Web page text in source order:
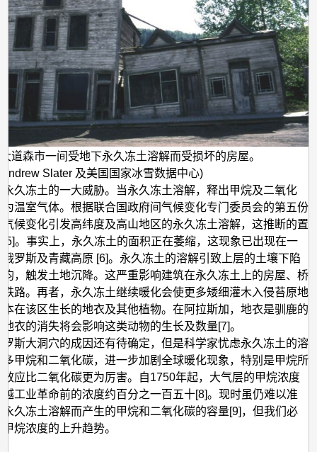
道森市一间受地下永久冻土溶解而受损坏的房屋。
Slater 及美国国家冰雪数据中心)
久冻土的一大威胁。当永久冻土溶解，释出甲烷及二氧化
温室气体。根据联合国政府间气候变化专门委员会的第五份
候变化引发高纬度及高山地区的永久冻土溶解，这推断的置
。事实上，永久冻土的面积正在萎缩，这现象已出现在一
罗斯及青藏高原 [6]。永久冻土的溶解引致上层的土壤下陷
，触发土地沉降。这严重影响建筑在永久冻土上的房屋、桥
路。再者，永久冻土继续暖化会使更多矮细灌木入侵苔原地
在该区生长的地衣及其他植物。在阿拉斯加，地衣是驯鹿的
衣的消失将会影响这类动物的生长及数量[7]。
斯大洞穴的成因还有待确定，但是科学家忧虑永久冻土的溶
甲烷和二氧化碳，进一步加剧全球暖化现象，特别是甲烷所
应比二氧化碳更为厉害。自1750年起，大气层的甲烷浓度
工业革命前的浓度约百分之一百五十[8]。现时虽仍难以准
久冻土溶解而产生的甲烷和二氧化碳的容量[9]，但我们必
烷浓度的上升趋势。